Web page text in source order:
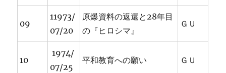
09
11973/
07/20
原爆資料の返還と28年目
の『ヒロシマ』
ＧＵ
10
1974/
07/25
平和教育への願い ＧＵ